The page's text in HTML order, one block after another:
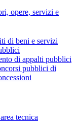
opere, servizi e
di beni e servizi
di appalti pubblici
pubblici di
tecnica